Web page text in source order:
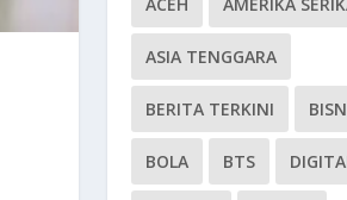
ASIA TENGGARA
BERITA TERKINI
BOLA BTS